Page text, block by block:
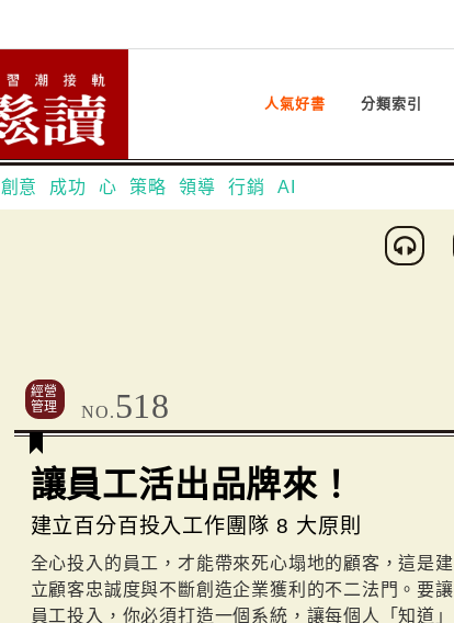
人氣好書 分類索引
創意 成功 心 策略 領導 行銷 AI
經營
管理
NO. 518
讓員工活出品牌來！
建立百分百投入工作團隊 8 大原則
全心投入的員工，才能帶來死心塌地的顧客，這是建
立顧客忠誠度與不斷創造企業獲利的不二法門。要讓
員工投入，你必須打造一個系統，讓每個人「知道」